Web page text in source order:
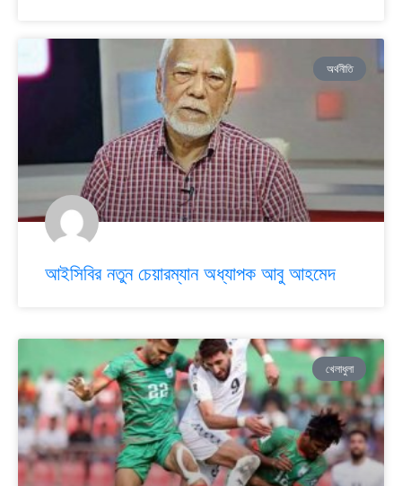
অর্থনীতি
আইসিবির নতুন চেয়ারম্যান অধ্যাপক আবু আহমেদ
খেলাধুলা